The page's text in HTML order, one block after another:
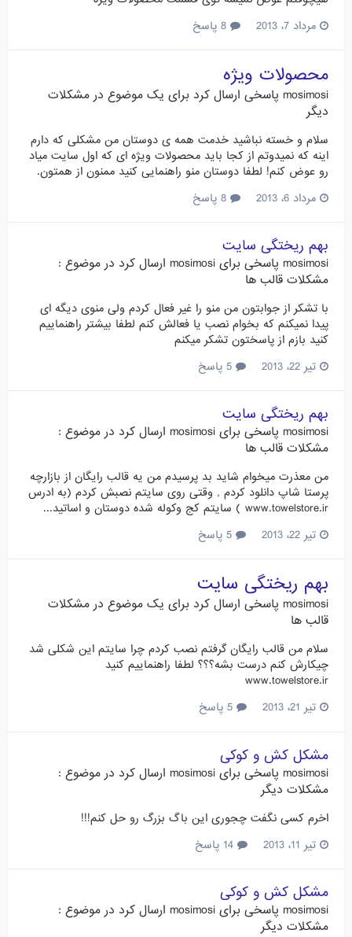
مرداد 7، 2013
محصولات ویژه
mosimosi پاسخی ارسال کرد برای یک موضوع در مشکلات
دیگر
سلام و خسته نباشید خدمت همه ی دوستان من مشکلی که دارم
اینه که نمیدوتم از کجا باید محصولات ویژه ای که اول سایت میاد
رو عوض کنم! لطفا دوستان منو راهنمایی کنید ممنون از همتون.
مرداد 6، 2013
بهم ریختگی سایت
mosimosi پاسخی برای mosimosi ارسال کرد در موضوع :
مشکلات قالب ها
با تشکر از جوابتون من منو را غیر فعال کردم ولی منوی دیگه ای
پیدا نمیکنم که بخوام نصب یا فعالش کنم لطفا بیشتر راهنماییم
کنید بازم از پاسختون تشکر میکنم
تیر 22، 2013
بهم ریختگی سایت
mosimosi پاسخی برای mosimosi ارسال کرد در موضوع :
مشکلات قالب ها
من معذرت میخوام شاید بد پرسیدم من یه قالب رایگان از بازارچه
پرستا شاپ دانلود کردم , وقتی روی سایتم نصبش کردم (به ادرس
www.towelstore.ir ) سایتم کج وکوله شده دوستان و اساتید...
تیر 22، 2013
بهم ریختگی سایت
mosimosi پاسخی ارسال کرد برای یک موضوع در مشکلات
قالب ها
سلام من قالب رایگان گرفتم نصب کردم چرا سایتم این شکلی شد
چیکارش کنم درست بشه؟؟؟ لطفا راهنماییم کنید
www.towelstore.ir
تیر 21، 2013
مشکل کش و کوکی
mosimosi پاسخی برای mosimosi ارسال کرد در موضوع :
مشکلات دیگر
اخرم کسی نگفت چجوری این باگ بزرگ رو حل کنم!!!
تیر 11، 2013
مشکل کش و کوکی
mosimosi پاسخی برای mosimosi ارسال کرد در موضوع :
مشکلات دیگر